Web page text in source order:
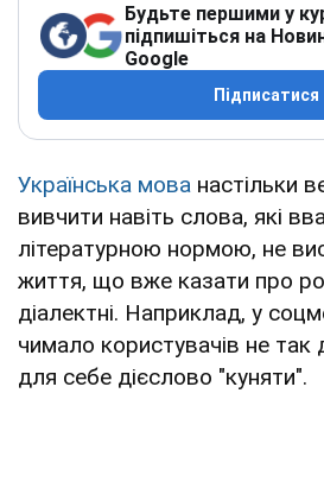
Будьте першими у
підпишіться на
Google
Підписатися
Українська мова настільки
вивчити навіть слова, які
літературною нормою, не
життя, що вже казати про
діалектні. Наприклад, у
чимало користувачів не так
для себе дієслово "куняти".